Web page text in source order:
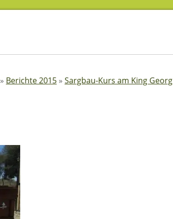
» Berichte 2015 » Sargbau-Kurs am King Georg